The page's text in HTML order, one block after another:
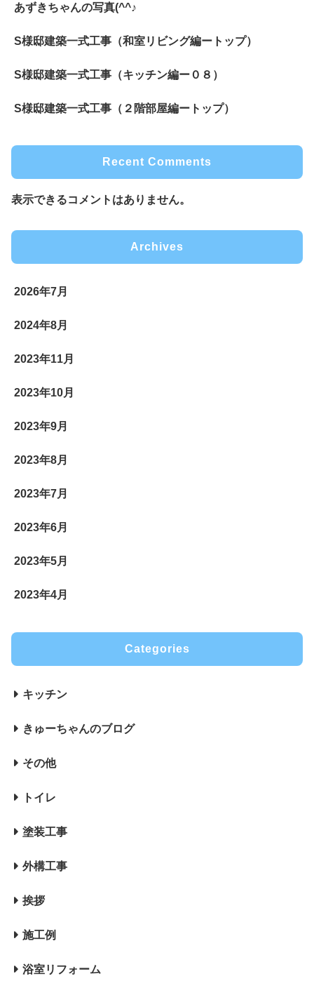
あずきちゃんの写真(^^♪
S様邸建築一式工事（和室リビング編ートップ）
S様邸建築一式工事（キッチン編ー０８）
S様邸建築一式工事（２階部屋編ートップ）
Recent Comments
表示できるコメントはありません。
Archives
2026年7月
2024年8月
2023年11月
2023年10月
2023年9月
2023年8月
2023年7月
2023年6月
2023年5月
2023年4月
Categories
キッチン
きゅーちゃんのブログ
その他
トイレ
塗装工事
外構工事
挨拶
施工例
浴室リフォーム